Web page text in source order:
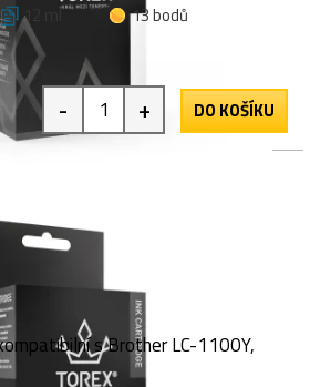
12 ml
13 bodů
- + DO KOŠÍKU
s Brother LC-1100Y,